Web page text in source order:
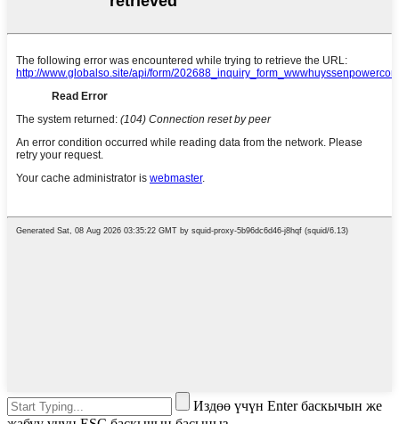
Издөө үчүн Enter баскычын же